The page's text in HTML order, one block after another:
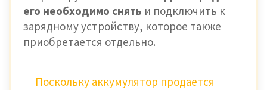
его необходимо снять и подключить к
зарядному устройству, которое также
приобретается отдельно.
Поскольку аккумулятор продается